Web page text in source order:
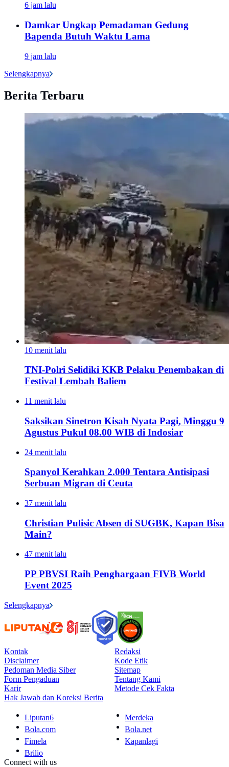
6 jam lalu
Damkar Ungkap Pemadaman Gedung
Bapenda Butuh Waktu Lama
9 jam lalu
Selengkapnya
Berita Terbaru
10 menit lalu
TNI-Polri Selidiki KKB Pelaku Penembakan di
Festival Lembah Baliem
11 menit lalu
Saksikan Sinetron Kisah Nyata Pagi, Minggu 9
Agustus Pukul 08.00 WIB di Indosiar
24 menit lalu
Spanyol Kerahkan 2.000 Tentara Antisipasi
Serbuan Migran di Ceuta
37 menit lalu
Christian Pulisic Absen di SUGBK, Kapan Bisa
Main?
47 menit lalu
PP PBVSI Raih Penghargaan FIVB World
Event 2025
Selengkapnya
Kontak
Redaksi
Disclaimer
Kode Etik
Pedoman Media Siber
Sitemap
Form Pengaduan
Tentang Kami
Karir
Metode Cek Fakta
Hak Jawab dan Koreksi Berita
Liputan6
Merdeka
Bola.com
Bola.net
Fimela
Kapanlagi
Brilio
Connect with us